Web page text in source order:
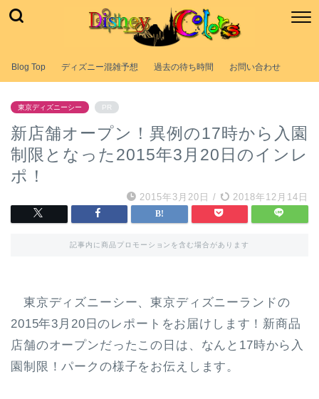
Blog Top ディズニー混雑予想 過去の待ち時間 お問い合わせ
東京ディズニーシー PR
新店舗オープン！異例の17時から入園
制限となった2015年3月20日のインレ
ポ！
2015年3月20日 / 2018年12月14日
記事内に商品プロモーションを含む場合があります
東京ディズニーシー、東京ディズニーランドの
2015年3月20日のレポートをお届けします！新商品
店舗のオープンだったこの日は、なんと17時から入
園制限！パークの様子をお伝えします。